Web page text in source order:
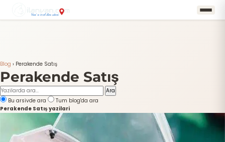
Blog › Perakende Satış
Perakende Satış
Ara
Bu arsivde ara
Tum blog'da ara
Perakende Satış yazilari